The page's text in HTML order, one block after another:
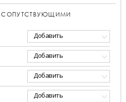
СОПУТСТВУЮЩИМИ
Добавить
Добавить
Добавить
Добавить